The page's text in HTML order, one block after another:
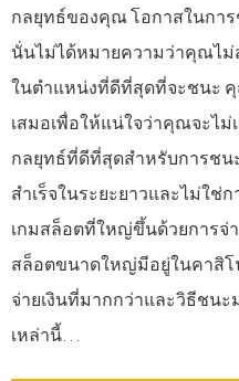
กลยุทธ์ของคุณ โอกาสในกา
นั่นไม่ได้หมายความว่าคุณไม่
ในตำแหน่งที่ดีที่สุดที่จะชนะ
เสมอเพื่อให้แน่ใจว่าคุณจะไม่
กลยุทธ์ที่ดีที่สุดสำหรับการชน
สำเร็จในระยะยาวและไม่ใช่
เกมสล็อตที่ใหญ่ขึ้นด้วยการจ่
สล็อตขนาดใหญ่มีอยู่ในคาสิโ
จ่ายเงินที่มากกว่าและวิธีชนะ
เหล่านี้…